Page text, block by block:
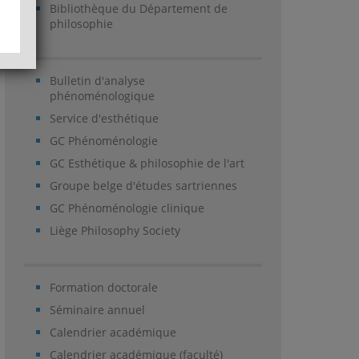
Bibliothèque du Département de
philosophie
Bulletin d'analyse
phénoménologique
Service d'esthétique
GC Phénoménologie
GC Esthétique & philosophie de l'art
Groupe belge d'études sartriennes
GC Phénoménologie clinique
Liège Philosophy Society
Formation doctorale
Séminaire annuel
Calendrier académique
Calendrier académique (faculté)